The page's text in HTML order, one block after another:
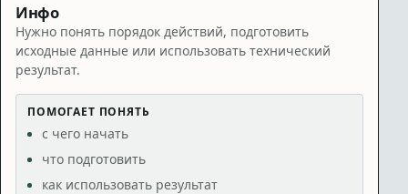
Инфо
Нужно понять порядок действий, подготовить
исходные данные или использовать технический
результат.
ПОМОГАЕТ ПОНЯТЬ
с чего начать
что подготовить
как использовать результат